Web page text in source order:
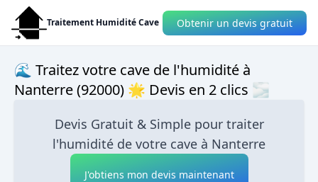
Traitement Humidité Cave Obtenir un devis gratuit
🌊 Traitez votre cave de l'humidité à
Nanterre (92000) 🌟 Devis en 2 clics 🌫
Devis Gratuit & Simple pour traiter
l'humidité de votre cave à Nanterre
J'obtiens mon devis maintenant